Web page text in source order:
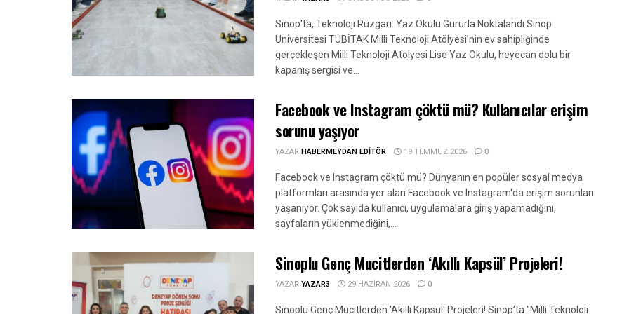
Sinop'ta, Teknoloji Rüzgarı: Yaz Okulu Gururla Noktalandı Sinop
Üniversitesi TÜBİTAK Milli Teknoloji Atölyesi’nin ev sahipliğinde
gerçekleşen Milli Teknoloji Atölyesi Lise Yaz Okulu, heyecan dolu bir
kapanış sergisi ve...
Facebook ve Instagram çöktü mü? Kullanıcılar erişim
sorunu yaşıyor
YAZAR HABERMEYDAN EDITÖR 19 TEMMUZ 2026 0
Facebook ve Instagram çöktü mü? Dünyanın en popüler sosyal medya
platformları arasında yer alan Facebook ve Instagram'da erişim sorunları
yaşanıyor. Çok sayıda kullanıcı, uygulamalara giriş yapamadığını,
sayfaların yüklenmediğini,...
Sinoplu Genç Mucitlerden ‘Akıllı Kapsül’ Projeleri!
YAZAR YAZAR3 29 HAZIRAN 2026 0
Sinoplu Genç Mucitlerden 'Akıllı Kapsül' Projeleri! Sinop’ta "Milli Teknoloji